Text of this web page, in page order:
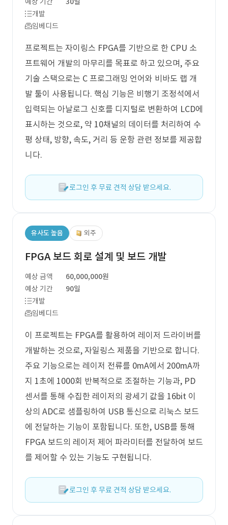
개발
임베디드
프로젝트는 자이링스 FPGA를 기반으로 한 CPU 소
프트웨어 개발의 마무리를 목표로 하고 있으며, 주요
기술 스택으로는 C 프로그래밍 언어와 비바도 랩 개
발 툴이 사용됩니다. 핵심 기능은 비행기 조정석에서
입력되는 아날로그 신호를 디지털로 변환하여 LCD에
표시하는 것으로, 약 10채널의 데이터를 처리하여 수
평 상태, 방향, 속도, 거리 등 운항 관련 정보를 제공합
니다.
로그인 후 무료 견적 상담 받으세요.
유사도 높음 외주
FPGA 보드 회로 설계 및 보드 개발
예상 금액
60,000,000원
예상 기간
90일
개발
임베디드
이 프로젝트는 FPGA를 활용하여 레이저 드라이버를
개발하는 것으로, 자일링스 제품을 기반으로 합니다.
주요 기능으로는 레이저 전류를 0mA에서 200mA까
지 1초에 1000회 반복적으로 조절하는 기능과, PD
센서를 통해 수집한 레이저의 광세기 값을 16bit 이
상의 ADC로 샘플링하여 USB 통신으로 리눅스 보드
에 전달하는 기능이 포함됩니다. 또한, USB를 통해
FPGA 보드의 레이저 제어 파라미터를 전달하여 보드
를 제어할 수 있는 기능도 구현됩니다.
로그인 후 무료 견적 상담 받으세요.